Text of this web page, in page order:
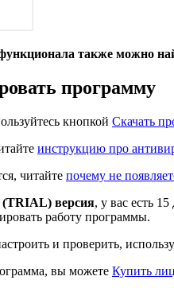
также можно
программу
кнопкой Скачать
инструкцию про
читайте почему не
(TRIAL) версия, у вас есть 15
работу программы.
и проверить,
вы можете Купить